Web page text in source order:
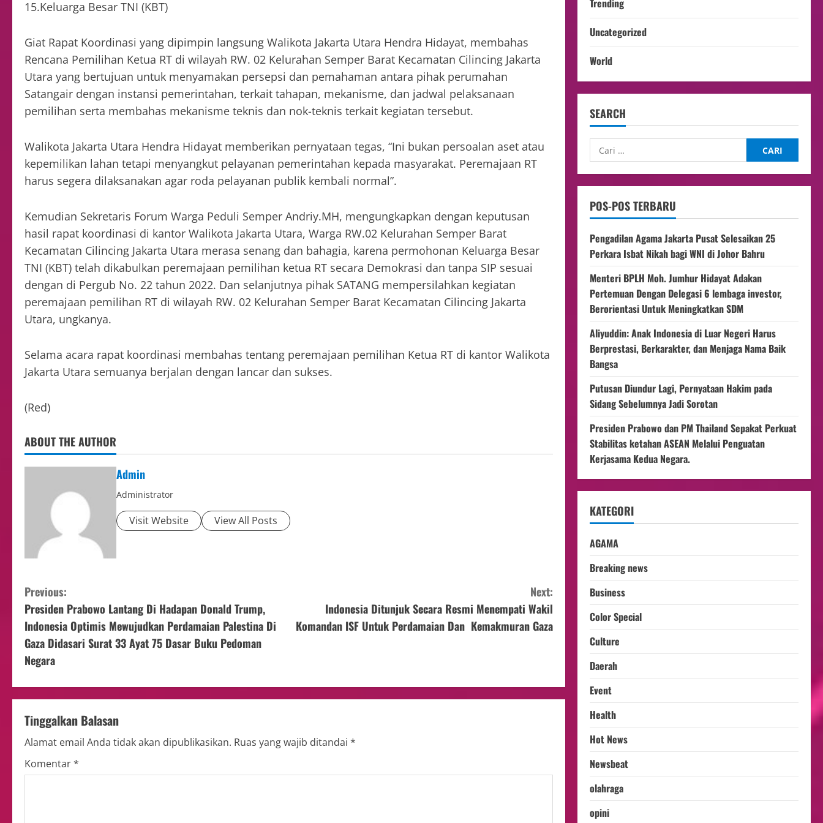
15.Keluarga Besar TNI (KBT)
Giat Rapat Koordinasi yang dipimpin langsung Walikota Jakarta Utara Hendra Hidayat, membahas
Rencana Pemilihan Ketua RT di wilayah RW. 02 Kelurahan Semper Barat Kecamatan Cilincing Jakarta
Utara yang bertujuan untuk menyamakan persepsi dan pemahaman antara pihak perumahan
Satangair dengan instansi pemerintahan, terkait tahapan, mekanisme, dan jadwal pelaksanaan
pemilihan serta membahas mekanisme teknis dan nok-teknis terkait kegiatan tersebut.
Walikota Jakarta Utara Hendra Hidayat memberikan pernyataan tegas, “Ini bukan persoalan aset atau
kepemilikan lahan tetapi menyangkut pelayanan pemerintahan kepada masyarakat. Peremajaan RT
harus segera dilaksanakan agar roda pelayanan publik kembali normal”.
Kemudian Sekretaris Forum Warga Peduli Semper Andriy.MH, mengungkapkan dengan keputusan
hasil rapat koordinasi di kantor Walikota Jakarta Utara, Warga RW.02 Kelurahan Semper Barat
Kecamatan Cilincing Jakarta Utara merasa senang dan bahagia, karena permohonan Keluarga Besar
TNI (KBT) telah dikabulkan peremajaan pemilihan ketua RT secara Demokrasi dan tanpa SIP sesuai
dengan di Pergub No. 22 tahun 2022. Dan selanjutnya pihak SATANG mempersilahkan kegiatan
peremajaan pemilihan RT di wilayah RW. 02 Kelurahan Semper Barat Kecamatan Cilincing Jakarta
Utara, ungkanya.
Selama acara rapat koordinasi membahas tentang peremajaan pemilihan Ketua RT di kantor Walikota
Jakarta Utara semuanya berjalan dengan lancar dan sukses.
(Red)
ABOUT THE AUTHOR
Admin
Administrator
Visit Website View All Posts
Previous:
Presiden Prabowo Lantang Di Hadapan Donald Trump,
Indonesia Optimis Mewujudkan Perdamaian Palestina Di
Gaza Didasari Surat 33 Ayat 75 Dasar Buku Pedoman
Negara
Next:
Indonesia Ditunjuk Secara Resmi Menempati Wakil
Komandan ISF Untuk Perdamaian Dan Kemakmuran Gaza
Tinggalkan Balasan
Alamat email Anda tidak akan dipublikasikan. Ruas yang wajib ditandai *
Komentar*
Trending
Uncategorized
World
SEARCH
POS-POS TERBARU
Pengadilan Agama Jakarta Pusat Selesaikan 25
Perkara Isbat Nikah bagi WNI di Johor Bahru
Menteri BPLH Moh. Jumhur Hidayat Adakan
Pertemuan Dengan Delegasi 6 lembaga investor,
Berorientasi Untuk Meningkatkan SDM
Aliyuddin: Anak Indonesia di Luar Negeri Harus
Berprestasi, Berkarakter, dan Menjaga Nama Baik
Bangsa
Putusan Diundur Lagi, Pernyataan Hakim pada
Sidang Sebelumnya Jadi Sorotan
Presiden Prabowo dan PM Thailand Sepakat Perkuat
Stabilitas ketahan ASEAN Melalui Penguatan
Kerjasama Kedua Negara.
KATEGORI
AGAMA
Breaking news
Business
Color Special
Culture
Daerah
Event
Health
Hot News
Newsbeat
olahraga
opini